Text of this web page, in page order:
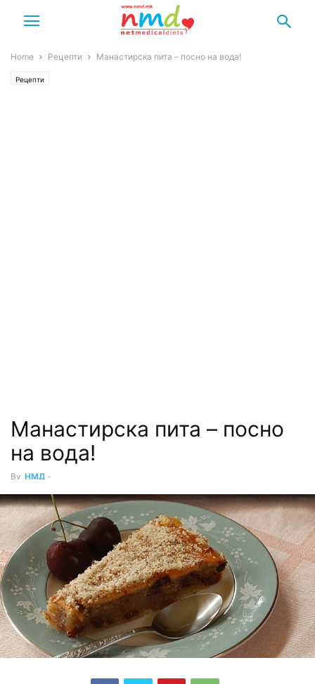
Home Рецепти Манастирска пита – посно на вода!
Рецепти
Манастирска пита – посно
на вода!
By НМД -